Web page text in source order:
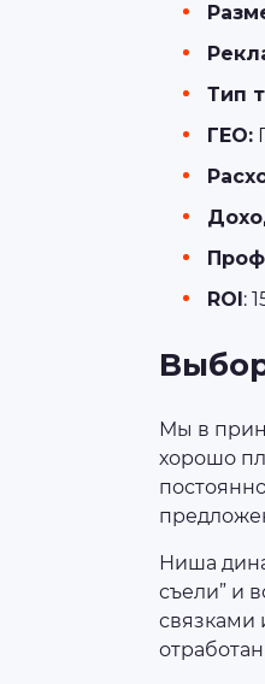
Тип
ГЕО:
ROI:
Мы в
хорошо
Ниша
съели” и
связками